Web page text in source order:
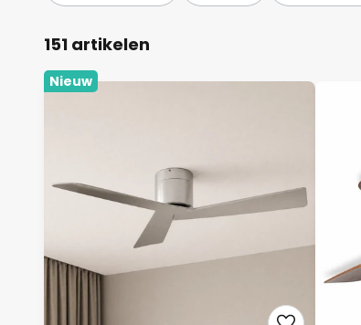
151 artikelen
Nieuw